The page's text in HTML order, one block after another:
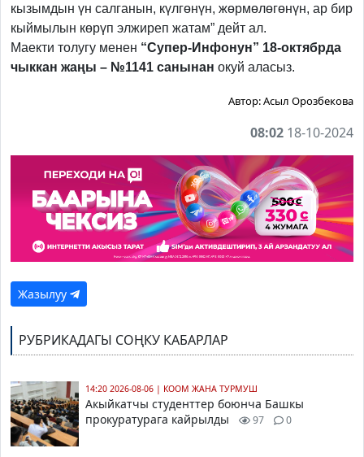
кызымдын үн салганын, күлгөнүн, жөрмөлөгөнүн, ар бир
кыймылын көрүп элжиреп жатам” дейт ал.
Маекти толугу менен “Супер-Инфонун” 18-октябрда
чыккан жаңы – №1141 санынан окуй аласыз.
Автор:Асыл Орозбекова
08:02 18-10-2024
Жазылуу
РУБРИКАДАГЫ СОҢКУ КАБАРЛАР
14:20 2026-08-06 | КООМ ЖАНА ТУРМУШ
Акыйкатчы студенттер боюнча Башкы
прокуратурага кайрылды
97 0